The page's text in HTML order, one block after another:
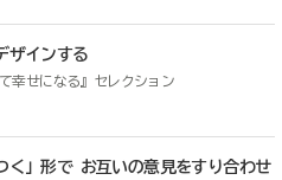
ザインする
幸せになる』セレクション
く」形で お互いの意見をすり合わせ